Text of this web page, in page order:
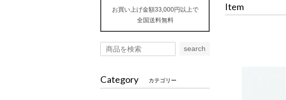
Item
お買い上げ金額33,000円以上で
全国送料無料
search
Category カテゴリー